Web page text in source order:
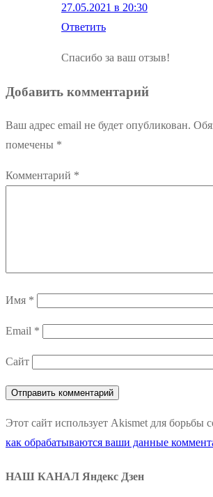
27.05.2021 в 20:30
Ответить
Спасибо за ваш отзыв!
Добавить комментарий
Ваш адрес email не будет опубликован.
помечены *
Комментарий *
Имя *
Email *
Сайт
Этот сайт использует Akismet для борьбы
как обрабатываются ваши данные
НАШ КАНАЛ Яндекс Дзен